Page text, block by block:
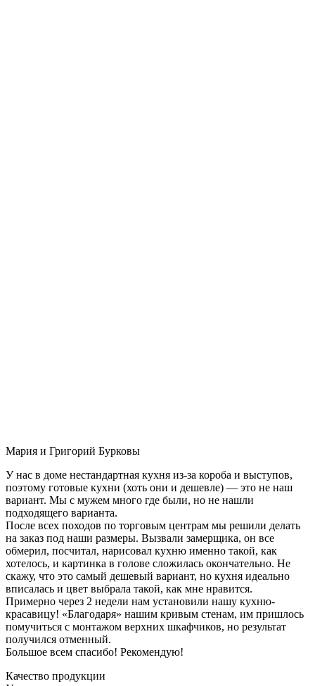
Мария и Григорий Бурковы
У нас в доме нестандартная кухня из-за короба и выступов,
поэтому готовые кухни (хоть они и дешевле) — это не наш
вариант. Мы с мужем много где были, но не нашли
подходящего варианта.
После всех походов по торговым центрам мы решили делать
на заказ под наши размеры. Вызвали замерщика, он все
обмерил, посчитал, нарисовал кухню именно такой, как
хотелось, и картинка в голове сложилась окончательно. Не
скажу, что это самый дешевый вариант, но кухня идеально
вписалась и цвет выбрала такой, как мне нравится.
Примерно через 2 недели нам установили нашу кухню-
красавицу! «Благодаря» нашим кривым стенам, им пришлось
помучиться с монтажом верхних шкафчиков, но результат
получился отменный.
Большое всем спасибо! Рекомендую!
Качество продукции